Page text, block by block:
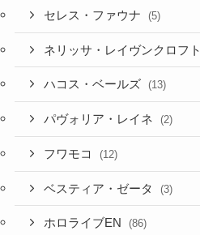
セレス・ファウナ (5)
ネリッサ・レイヴンクロフト
ハコス・ベールズ (13)
パヴォリア・レイネ (2)
フワモコ (12)
ベスティア・ゼータ (3)
ホロライブEN (86)